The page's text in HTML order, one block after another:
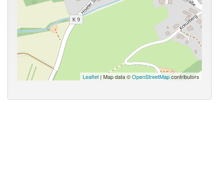
Leaflet| Map data ©OpenStreetMapcontributors